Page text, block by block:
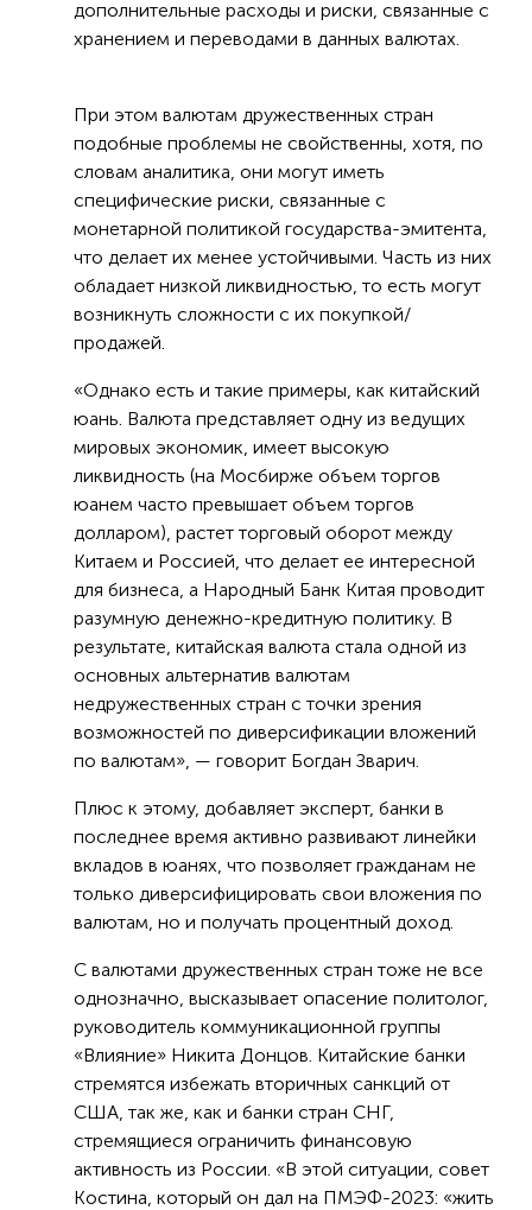
дополнительные расходы и риски, связанные с
хранением и переводами в данных валютах.
При этом валютам дружественных стран
подобные проблемы не свойственны, хотя, по
словам аналитика, они могут иметь
специфические риски, связанные с
монетарной политикой государства-эмитента,
что делает их менее устойчивыми. Часть из них
обладает низкой ликвидностью, то есть могут
возникнуть сложности с их покупкой/
продажей.
«Однако есть и такие примеры, как китайский
юань. Валюта представляет одну из ведущих
мировых экономик, имеет высокую
ликвидность (на Мосбирже объем торгов
юанем часто превышает объем торгов
долларом), растет торговый оборот между
Китаем и Россией, что делает ее интересной
для бизнеса, а Народный Банк Китая проводит
разумную денежно-кредитную политику. В
результате, китайская валюта стала одной из
основных альтернатив валютам
недружественных стран с точки зрения
возможностей по диверсификации вложений
по валютам», — говорит Богдан Зварич.
Плюс к этому, добавляет эксперт, банки в
последнее время активно развивают линейки
вкладов в юанях, что позволяет гражданам не
только диверсифицировать свои вложения по
валютам, но и получать процентный доход.
С валютами дружественных стран тоже не все
однозначно, высказывает опасение политолог,
руководитель коммуникационной группы
«Влияние» Никита Донцов. Китайские банки
стремятся избежать вторичных санкций от
США, так же, как и банки стран СНГ,
стремящиеся ограничить финансовую
активность из России. «В этой ситуации, совет
Костина, который он дал на ПМЭФ-2023: «жить